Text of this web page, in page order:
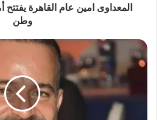
المعداوى امين عام القاهرة
وطن